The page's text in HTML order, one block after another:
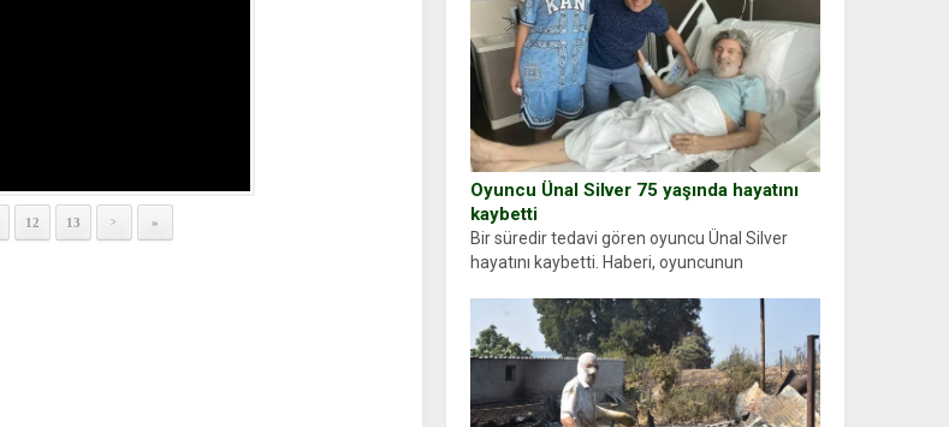
eksik olduğunu...
Oyuncu Ünal Silver 75 yaşında hayatını
kaybetti
Bir süredir tedavi gören oyuncu Ünal Silver
hayatını kaybetti. Haberi, oyuncunun
sosyal medya hesabında “Usta Oyuncumuz ve
çok değerli dostumuz...
12 13 > »